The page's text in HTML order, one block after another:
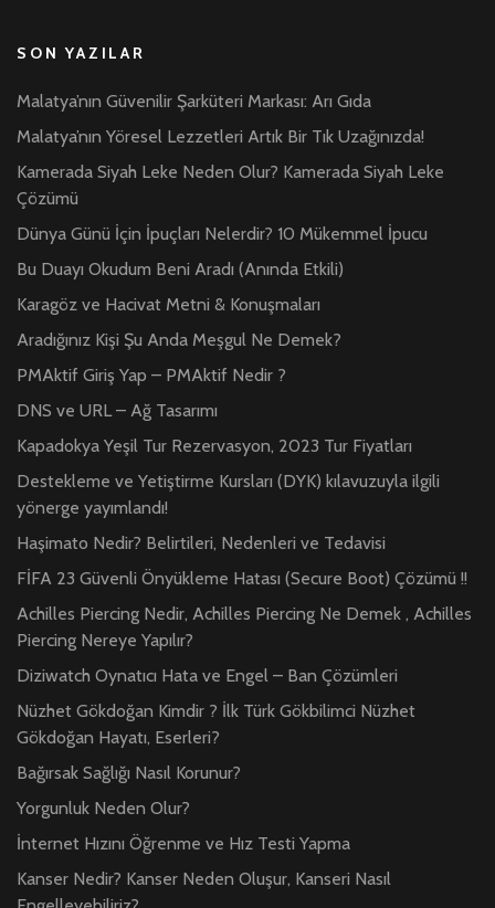
SON YAZILAR
Malatya’nın Güvenilir Şarküteri Markası: Arı Gıda
Malatya’nın Yöresel Lezzetleri Artık Bir Tık Uzağınızda!
Kamerada Siyah Leke Neden Olur? Kamerada Siyah Leke
Çözümü
Dünya Günü İçin İpuçları Nelerdir? 10 Mükemmel İpucu
Bu Duayı Okudum Beni Aradı (Anında Etkili)
Karagöz ve Hacivat Metni & Konuşmaları
Aradığınız Kişi Şu Anda Meşgul Ne Demek?
PMAktif Giriş Yap – PMAktif Nedir ?
DNS ve URL – Ağ Tasarımı
Kapadokya Yeşil Tur Rezervasyon, 2023 Tur Fiyatları
Destekleme ve Yetiştirme Kursları (DYK) kılavuzuyla ilgili
yönerge yayımlandı!
Haşimato Nedir? Belirtileri, Nedenleri ve Tedavisi
FİFA 23 Güvenli Önyükleme Hatası (Secure Boot) Çözümü !!
Achilles Piercing Nedir, Achilles Piercing Ne Demek , Achilles
Piercing Nereye Yapılır?
Diziwatch Oynatıcı Hata ve Engel – Ban Çözümleri
Nüzhet Gökdoğan Kimdir ? İlk Türk Gökbilimci Nüzhet
Gökdoğan Hayatı, Eserleri?
Bağırsak Sağlığı Nasıl Korunur?
Yorgunluk Neden Olur?
İnternet Hızını Öğrenme ve Hız Testi Yapma
Kanser Nedir? Kanser Neden Oluşur, Kanseri Nasıl